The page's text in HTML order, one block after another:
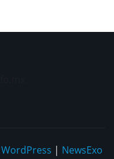
WordPress | NewsExo